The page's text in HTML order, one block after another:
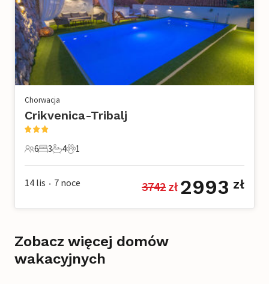
Chorwacja
Crikvenica-Tribalj
6 Goście
6
3 Sypialnie
3
4 Łazienki
4
1 Zwierzę domowe
1
14 lis • 7 noce 3742 zł 2993 zł
Zobacz więcej domów
wakacyjnych